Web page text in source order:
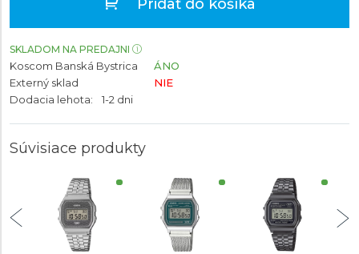
Pridať do košíka
SKLADOM NA PREDAJNI
Koscom Banská Bystrica
ÁNO
Externý sklad
NIE
Dodacia lehota:
1-2 dni
Súvisiace produkty